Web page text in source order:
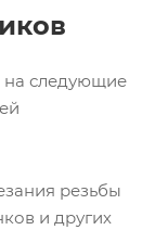
на следующие
резьбы
и других